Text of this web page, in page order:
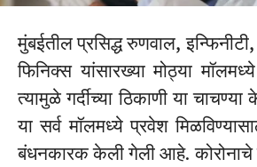
मुंबईतील प्रसिद्ध रुणवाल,
फिनिक्स यांसारख्या मोठ्या
त्यामुळे गर्दीच्या ठिकाणी या
या सर्व मॉलमध्ये प्रवेश
बंधनकारक केली गेली आहे. कोरोनाचे